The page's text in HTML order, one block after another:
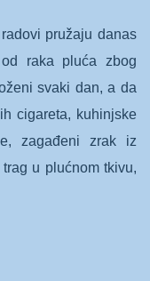
pružaju danas
raka pluća zbog
svaki dan, a da
cigareta, kuhinjske
zagađeni zrak iz
u plućnom tkivu,